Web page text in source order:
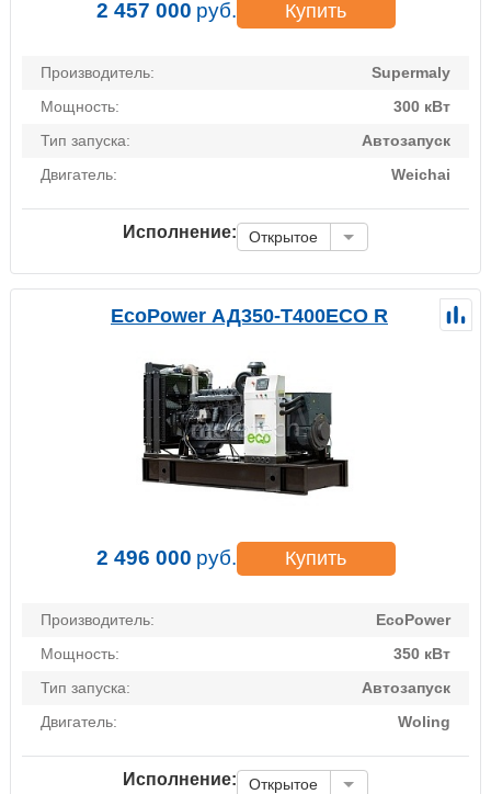
2 457 000 руб. Купить
Производитель:
Supermaly
Мощность:
300 кВт
Тип запуска:
Автозапуск
Двигатель:
Weichai
Исполнение: Открытое
EcoPower АД350-T400ECO R
2 496 000 руб. Купить
Производитель:
EcoPower
Мощность:
350 кВт
Тип запуска:
Автозапуск
Двигатель:
Woling
Исполнение: Открытое